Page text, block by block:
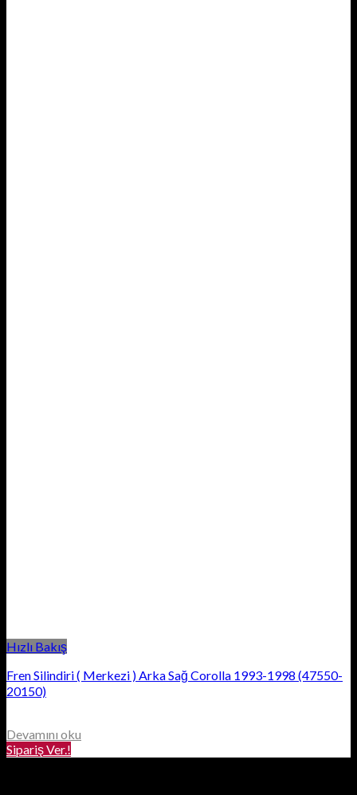
Hızlı Bakış
Fren Silindiri ( Merkezi ) Arka Sağ Corolla 1993-1998 (47550-
20150)
Devamını oku
Sipariş Ver.!